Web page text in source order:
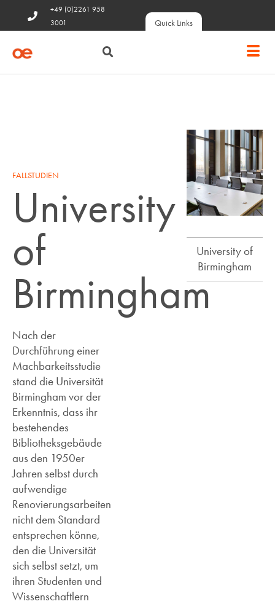
+49 (0)2261 958
3001
Quick Links
FALLSTUDIEN
University
of
Birmingham
Nach der
Durchführung einer
Machbarkeitsstudie
stand die Universität
Birmingham vor der
Erkenntnis, dass ihr
bestehendes
Bibliotheksgebäude
aus den 1950er
Jahren selbst durch
aufwendige
Renovierungsarbeiten
nicht dem Standard
entsprechen könne,
den die Universität
sich selbst setzt, um
ihren Studenten und
Wissenschaftlern
University of
Birmingham